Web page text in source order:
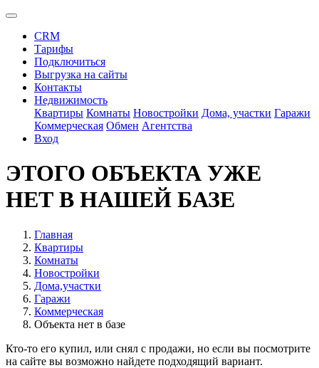
CRM
Тарифы
Подключиться
Выгрузка на сайты
Контакты
Недвижимость
Квартиры Комнаты Новостройки Дома, участки Гаражи
Коммерческая Обмен Агентства
Вход
ЭТОГО ОБЪЕКТА УЖЕ
НЕТ В НАШЕЙ БАЗЕ
Главная
Квартиры
Комнаты
Новостройки
Дома,участки
Гаражи
Коммерческая
Объекта нет в базе
Кто-то его купил, или снял с продажи, но если вы посмотрите
на сайте вы возможно найдете подходящий вариант.